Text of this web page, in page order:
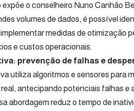
expõe o conselheiro Nuno Canhão
volumes de dados, é possível
medidas de otimização
e custos operacionais.
prevenção de falhas e
utiliza algoritmos e sensores para
antecipando potenciais falhas
abordagem reduz o tempo de